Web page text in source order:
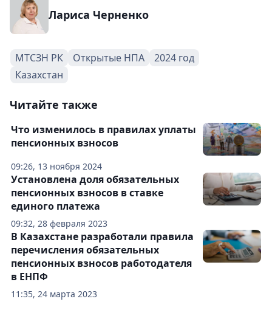
Лариса Черненко
МТСЗН РК Открытые НПА
2024 год
Казахстан
Читайте также
09:26, 13 ноября 2024
Что изменилось в правилах уплаты
пенсионных взносов
09:32, 28 февраля 2023
Установлена доля обязательных
пенсионных взносов в ставке
единого платежа
11:35, 24 марта 2023
В Казахстане разработали правила
перечисления обязательных
пенсионных взносов работодателя
в ЕНПФ